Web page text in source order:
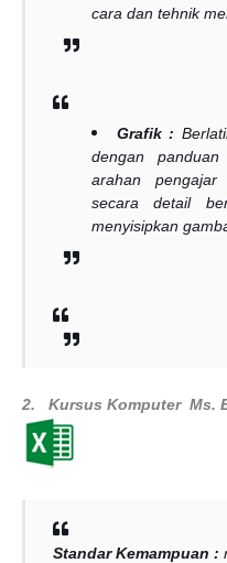
cara dan tehnik
Grafik :
dengan
arahan
secara detail
menyisipkan
2. Kursus Komputer Ms.
Standar Kemampuan :